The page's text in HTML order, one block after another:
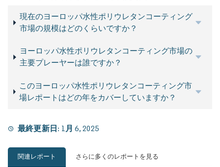
現在のヨーロッパ水性ポリウレタンコーティング
市場の規模はどのくらいですか？
ヨーロッパ水性ポリウレタンコーティング市場の
主要プレーヤーは誰ですか？
このヨーロッパ水性ポリウレタンコーティング市
場レポートはどの年をカバーしていますか？
最終更新日: 1月 6, 2025
関連レポート さらに多くのレポートを見る